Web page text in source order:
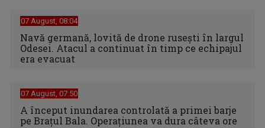
07 August, 08:04
Navă germană, lovită de drone rusești în largul
Odesei. Atacul a continuat în timp ce echipajul
era evacuat
07 August, 07:50
A început inundarea controlată a primei barje
pe Brațul Bala. Operațiunea va dura câteva ore